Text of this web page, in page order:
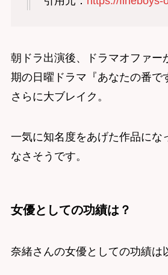
朝ドラ出演後、ドラマオファー
期の日曜ドラマ『あなたの番で
さらに大ブレイク。
一気に知名度をあげた作品にな
なさそうです。
女優としての功績は？
奈緒さんの女優としての功績は